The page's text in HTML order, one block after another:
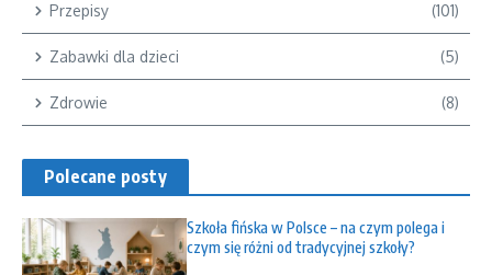
Przepisy (101)
Zabawki dla dzieci (5)
Zdrowie (8)
Polecane posty
Szkoła fińska w Polsce – na czym polega i
czym się różni od tradycyjnej szkoły?